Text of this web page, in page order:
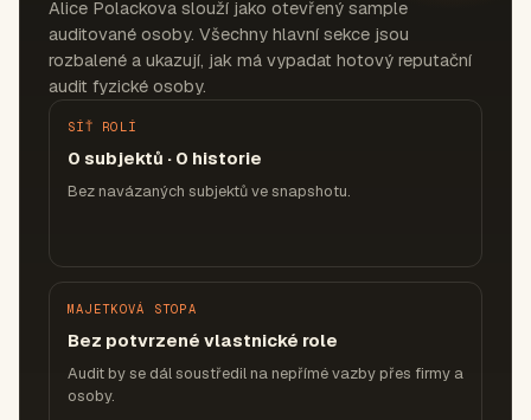
Alice Polackova slouží jako otevřený sample
auditované osoby. Všechny hlavní sekce jsou
rozbalené a ukazují, jak má vypadat hotový reputační
audit fyzické osoby.
SÍŤ ROLÍ
0 subjektů · 0 historie
Bez navázaných subjektů ve snapshotu.
MAJETKOVÁ STOPA
Bez potvrzené vlastnické role
Audit by se dál soustředil na nepřímé vazby přes firmy a
osoby.